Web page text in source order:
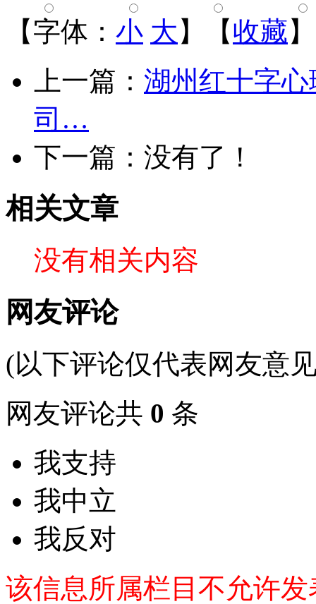
【字体： 小 大 】【收藏
上一篇： 湖州红十字
司…
下一篇：没有了！
相关文章
没有相关内容
网友评论
(以下评论仅代表网友意
网友评论共 0 条
我支持
我中立
我反对
该信息所属栏目不允许